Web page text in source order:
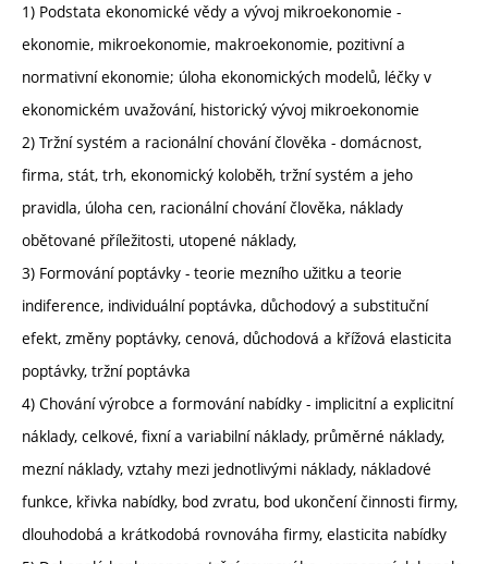
1) Podstata ekonomické vědy a vývoj mikroekonomie -
ekonomie, mikroekonomie, makroekonomie, pozitivní a
normativní ekonomie; úloha ekonomických modelů, léčky v
ekonomickém uvažování, historický vývoj mikroekonomie
2) Tržní systém a racionální chování člověka - domácnost,
firma, stát, trh, ekonomický koloběh, tržní systém a jeho
pravidla, úloha cen, racionální chování člověka, náklady
obětované příležitosti, utopené náklady,
3) Formování poptávky - teorie mezního užitku a teorie
indiference, individuální poptávka, důchodový a substituční
efekt, změny poptávky, cenová, důchodová a křížová elasticita
poptávky, tržní poptávka
4) Chování výrobce a formování nabídky - implicitní a explicitní
náklady, celkové, fixní a variabilní náklady, průměrné náklady,
mezní náklady, vztahy mezi jednotlivými náklady, nákladové
funkce, křivka nabídky, bod zvratu, bod ukončení činnosti firmy,
dlouhodobá a krátkodobá rovnováha firmy, elasticita nabídky